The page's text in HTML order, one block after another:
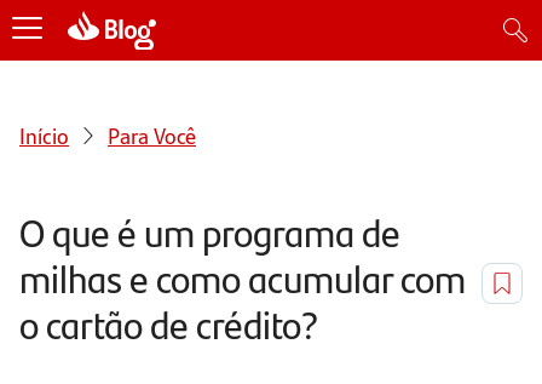
Início Para Você
O que é um programa de
milhas e como acumular com
o cartão de crédito?